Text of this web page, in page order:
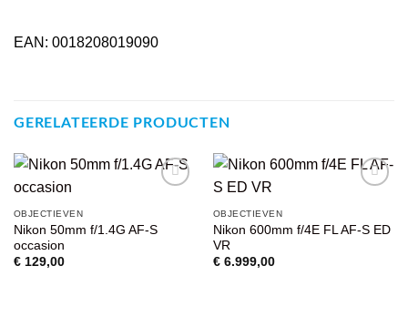
EAN: 0018208019090
GERELATEERDE PRODUCTEN
WENSENLIJST
OBJECTIEVEN
Nikon 50mm f/1.4G AF-S
occasion
€129,00
WENSENLIJST
OBJECTIEVEN
Nikon 600mm f/4E FL AF-S ED
VR
€6.999,00